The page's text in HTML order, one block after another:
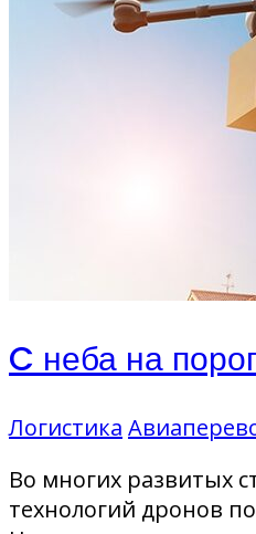
C неба на
Логистика
Во многих развитых
технологий дронов